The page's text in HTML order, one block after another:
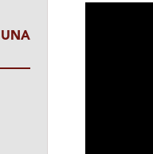
UNA